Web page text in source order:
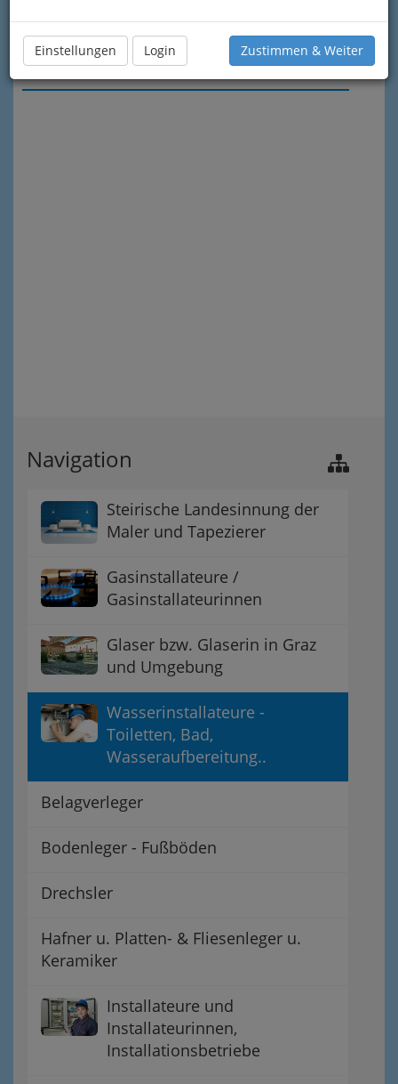
Einstellungen Login Zustimmen & Weiter
Meine Nachricht senden
Navigation
Steirische Landesinnung der
Maler und Tapezierer
Gasinstallateure /
Gasinstallateurinnen
Glaser bzw. Glaserin in Graz
und Umgebung
Wasserinstallateure -
Toiletten, Bad,
Wasseraufbereitung..
Belagverleger
Bodenleger - Fußböden
Drechsler
Hafner u. Platten- & Fliesenleger u.
Keramiker
Installateure und
Installateurinnen,
Installationsbetriebe